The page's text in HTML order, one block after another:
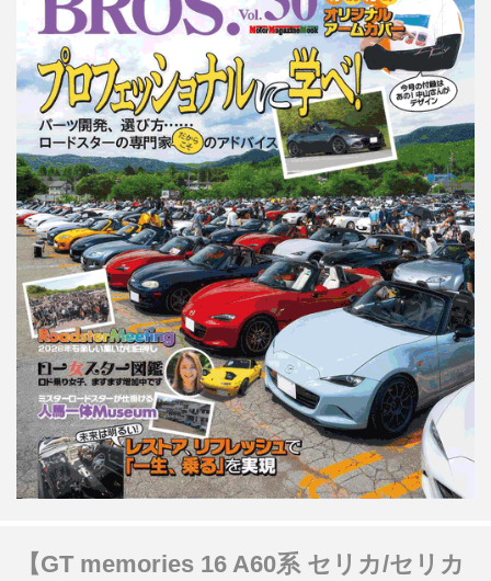
【GT memories 16 A60系 セリカ/セリカ